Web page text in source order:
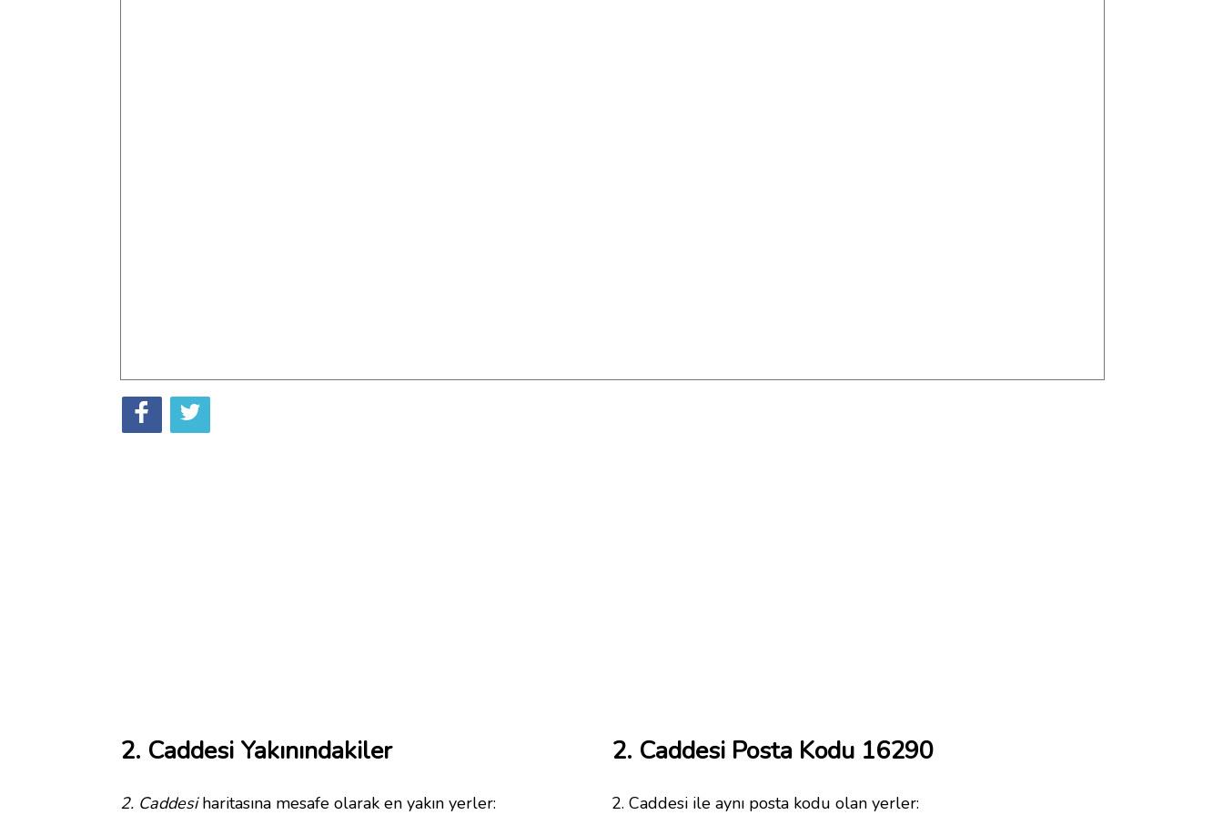
2. Caddesi Yakınındakiler
2. Caddesiharitasına mesafe olarak en yakın yerler:
2. Caddesi Posta Kodu 16290
2. Caddesi ile aynı posta kodu olan yerler: